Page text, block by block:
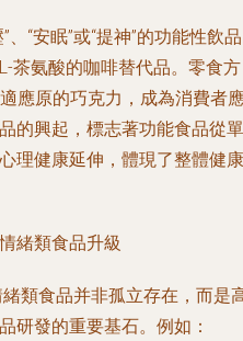
“安眠”或“提神”的功能性飲
茶氨酸的咖啡替代品。零食方
應原的巧克力，成為消費者
的興起，標志著功能食品從單
理健康延伸，體現了整體健康
緒類食品升級
類食品并非孤立存在，而是
研發的重要基石。例如：